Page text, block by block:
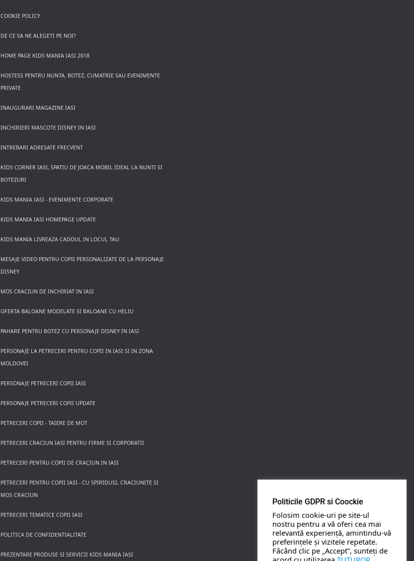
COOKIE POLICY
DE CE SA NE ALEGETI PE NOI?
HOME PAGE KIDS MANIA IASI 2018
HOSTESS PENTRU NUNTA, BOTEZ, CUMATRIE SAU EVENIMENTE
PRIVATE
INAUGURARI MAGAZINE IASI
INCHIRIERI MASCOTE DISNEY IN IASI
INTREBARI ADRESATE FRECVENT
KIDS CORNER IASI, SPATIU DE JOACA MOBIL IDEAL LA NUNTI SI
BOTEZURI
KIDS MANIA IASI - EVENIMENTE CORPORATE
KIDS MANIA IASI HOMEPAGE UPDATE
KIDS MANIA LIVREAZA CADOUL IN LOCUL TAU
MESAJE VIDEO PENTRU COPII PERSONALIZATE DE LA PERSONAJE
DISNEY
MOS CRACIUN DE INCHIRIAT IN IASI
OFERTA BALOANE MODELATE SI BALOANE CU HELIU
PAHARE PENTRU BOTEZ CU PERSONAJE DISNEY IN IASI
PERSONAJE LA PETRECERI PENTRU COPII IN IASI SI IN ZONA
MOLDOVEI
PERSONAJE PETRECERI COPII IASI
PERSONAJE PETRECERI COPII UPDATE
PETRECERI COPII - TAIERE DE MOT
PETRECERI CRACIUN IASI PENTRU FIRME SI CORPORATII
PETRECERI PENTRU COPII DE CRACIUN IN IASI
PETRECERI PENTRU COPII IASI - CU SPIRIDUSI, CRACIUNITE SI
MOS CRACIUN
PETRECERI TEMATICE COPII IASI
POLITICA DE CONFIDENTIALITATE
PREZENTARE PRODUSE SI SERVICII KIDS MANIA IASI
Politicile GDPR si Coockie
Folosim cookie-uri pe site-ul
nostru pentru a vă oferi cea mai
relevantă experiență, amintindu-vă
preferințele și vizitele repetate.
Făcând clic pe „Accept”, sunteți de